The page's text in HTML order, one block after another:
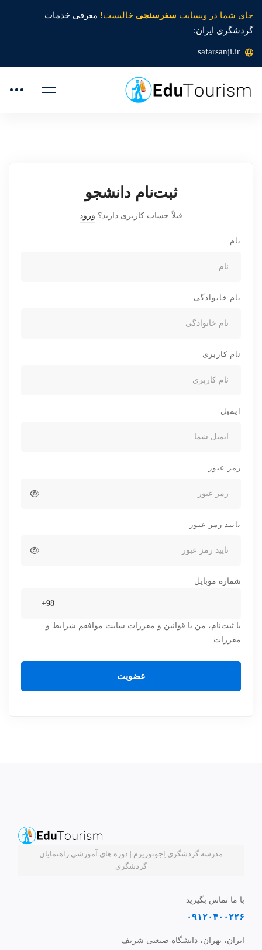
جای شما در وبسایت سفرسنجی خالیست! معرفی خدمات
گردشگری ایران:
safarsanji.ir
ثبت‌نام دانشجو
قبلاً حساب کاربری دارید؟ ورود
نام
نام خانوادگی
نام کاربری
ایمیل
رمز عبور
تایید رمز عبور
شماره موبایل
با ثبت‌نام، من با قوانین و مقررات سایت موافقم شرایط و
مقررات
عضویت
مدرسه گردشگری اِجوتوریزم | دوره های آموزشی راهنمایان
گردشگری
با ما تماس بگیرید
۰۹۱۲۰۴۰۰۲۲۶
ایران، تهران، دانشگاه صنعتی شریف